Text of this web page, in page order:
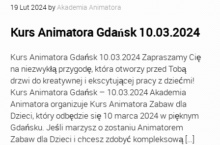
19 Lut 2024 by Akademia Animatora
Kurs Animatora Gdańsk 10.03.2024
Kurs Animatora Gdańsk 10.03.2024 Zapraszamy Cię
na niezwykłą przygodę, która otworzy przed Tobą
drzwi do kreatywnej i ekscytującej pracy z dziećmi!
Kurs Animatora Gdańsk – 10.03.2024 Akademia
Animatora organizuje Kurs Animatora Zabaw dla
Dzieci, który odbędzie się 10 marca 2024 w pięknym
Gdańsku. Jeśli marzysz o zostaniu Animatorem
Zabaw dla Dzieci i chcesz zdobyć kompleksową […]